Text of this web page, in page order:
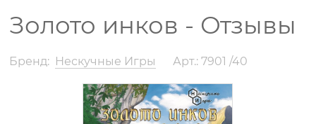
Золото инков - Отзывы
Бренд: Нескучные Игры Арт.: 7901 /40